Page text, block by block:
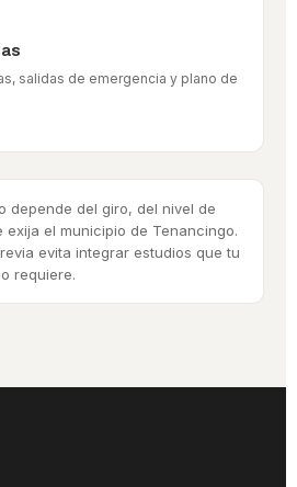
salidas de emergencia y plano de
depende del giro, del nivel de
exija el municipio de Tenancingo.
evita integrar estudios que tu
requiere.